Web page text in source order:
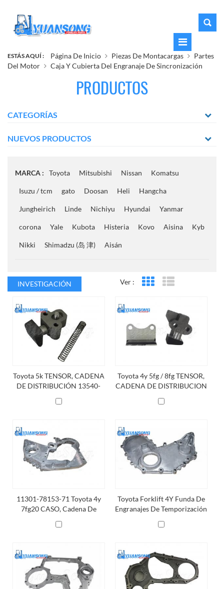
ESTÁS AQUÍ : Página De Inicio Piezas De Montacargas
Partes
Del Motor
Caja Y Cubierta Del Engranaje De Sincronización
PRODUCTOS
CATEGORÍAS
NUEVOS PRODUCTOS
MARCA : Toyota Mitsubishi Nissan Komatsu
Isuzu / tcm gato Doosan Heli Hangcha
Jungheirich Linde Nichiyu Hyundai Yanmar
corona Yale Kubota Histeria Kovo Aisina Kyb
Nikki Shimadzu (岛 津) Aisán
INVESTIGACIÓN Ver : Vista en cuadrícula
Toyota 5k TENSOR, CADENA
DE DISTRIBUCIÓN 13540-
Toyota 4y 5fg / 8fg TENSOR,
CADENA DE DISTRIBUCION
11301-78153-71 Toyota 4y
7fg20 CASO, Cadena De
Toyota Forklift 4Y Funda De
Engranajes De Temporización